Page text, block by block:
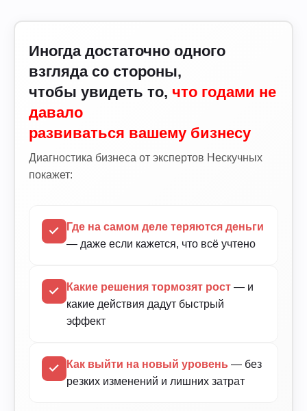
Иногда достаточно одного
взгляда со стороны,
чтобы увидеть то, что годами не
давало
развиваться вашему бизнесу
Диагностика бизнеса от экспертов Нескучных
покажет:
Где на самом деле теряются деньги
— даже если кажется, что всё учтено
Какие решения тормозят рост — и
какие действия дадут быстрый
эффект
Как выйти на новый уровень — без
резких изменений и лишних затрат